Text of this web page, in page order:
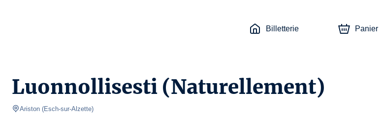
Billetterie Panier
Luonnollisesti (Naturellement)
Ariston (Esch-sur-Alzette)